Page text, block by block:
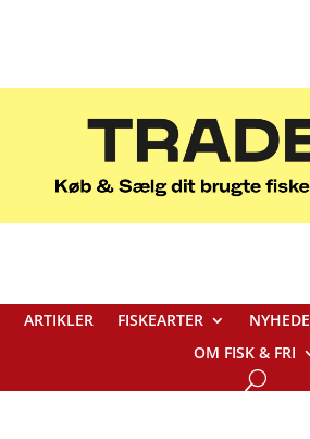
ARTIKLER FISKEARTER
OM FISK & FRI